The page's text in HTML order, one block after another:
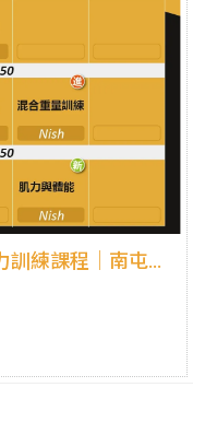
練課程｜南屯肌